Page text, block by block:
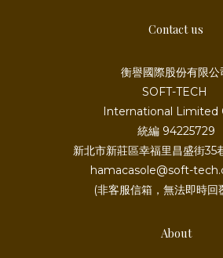
Contact us
衡譽國際股份有限公
SOFT-TECH
International Limited
統編 94225729
新北市新莊區幸福里昌盛街35
hamacasole@soft-
(非客服信箱，無法即時回
About